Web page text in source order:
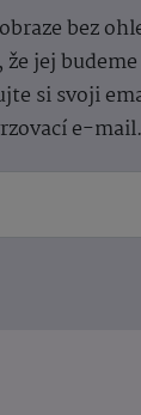
bez
jej
si svoji
e-mail.